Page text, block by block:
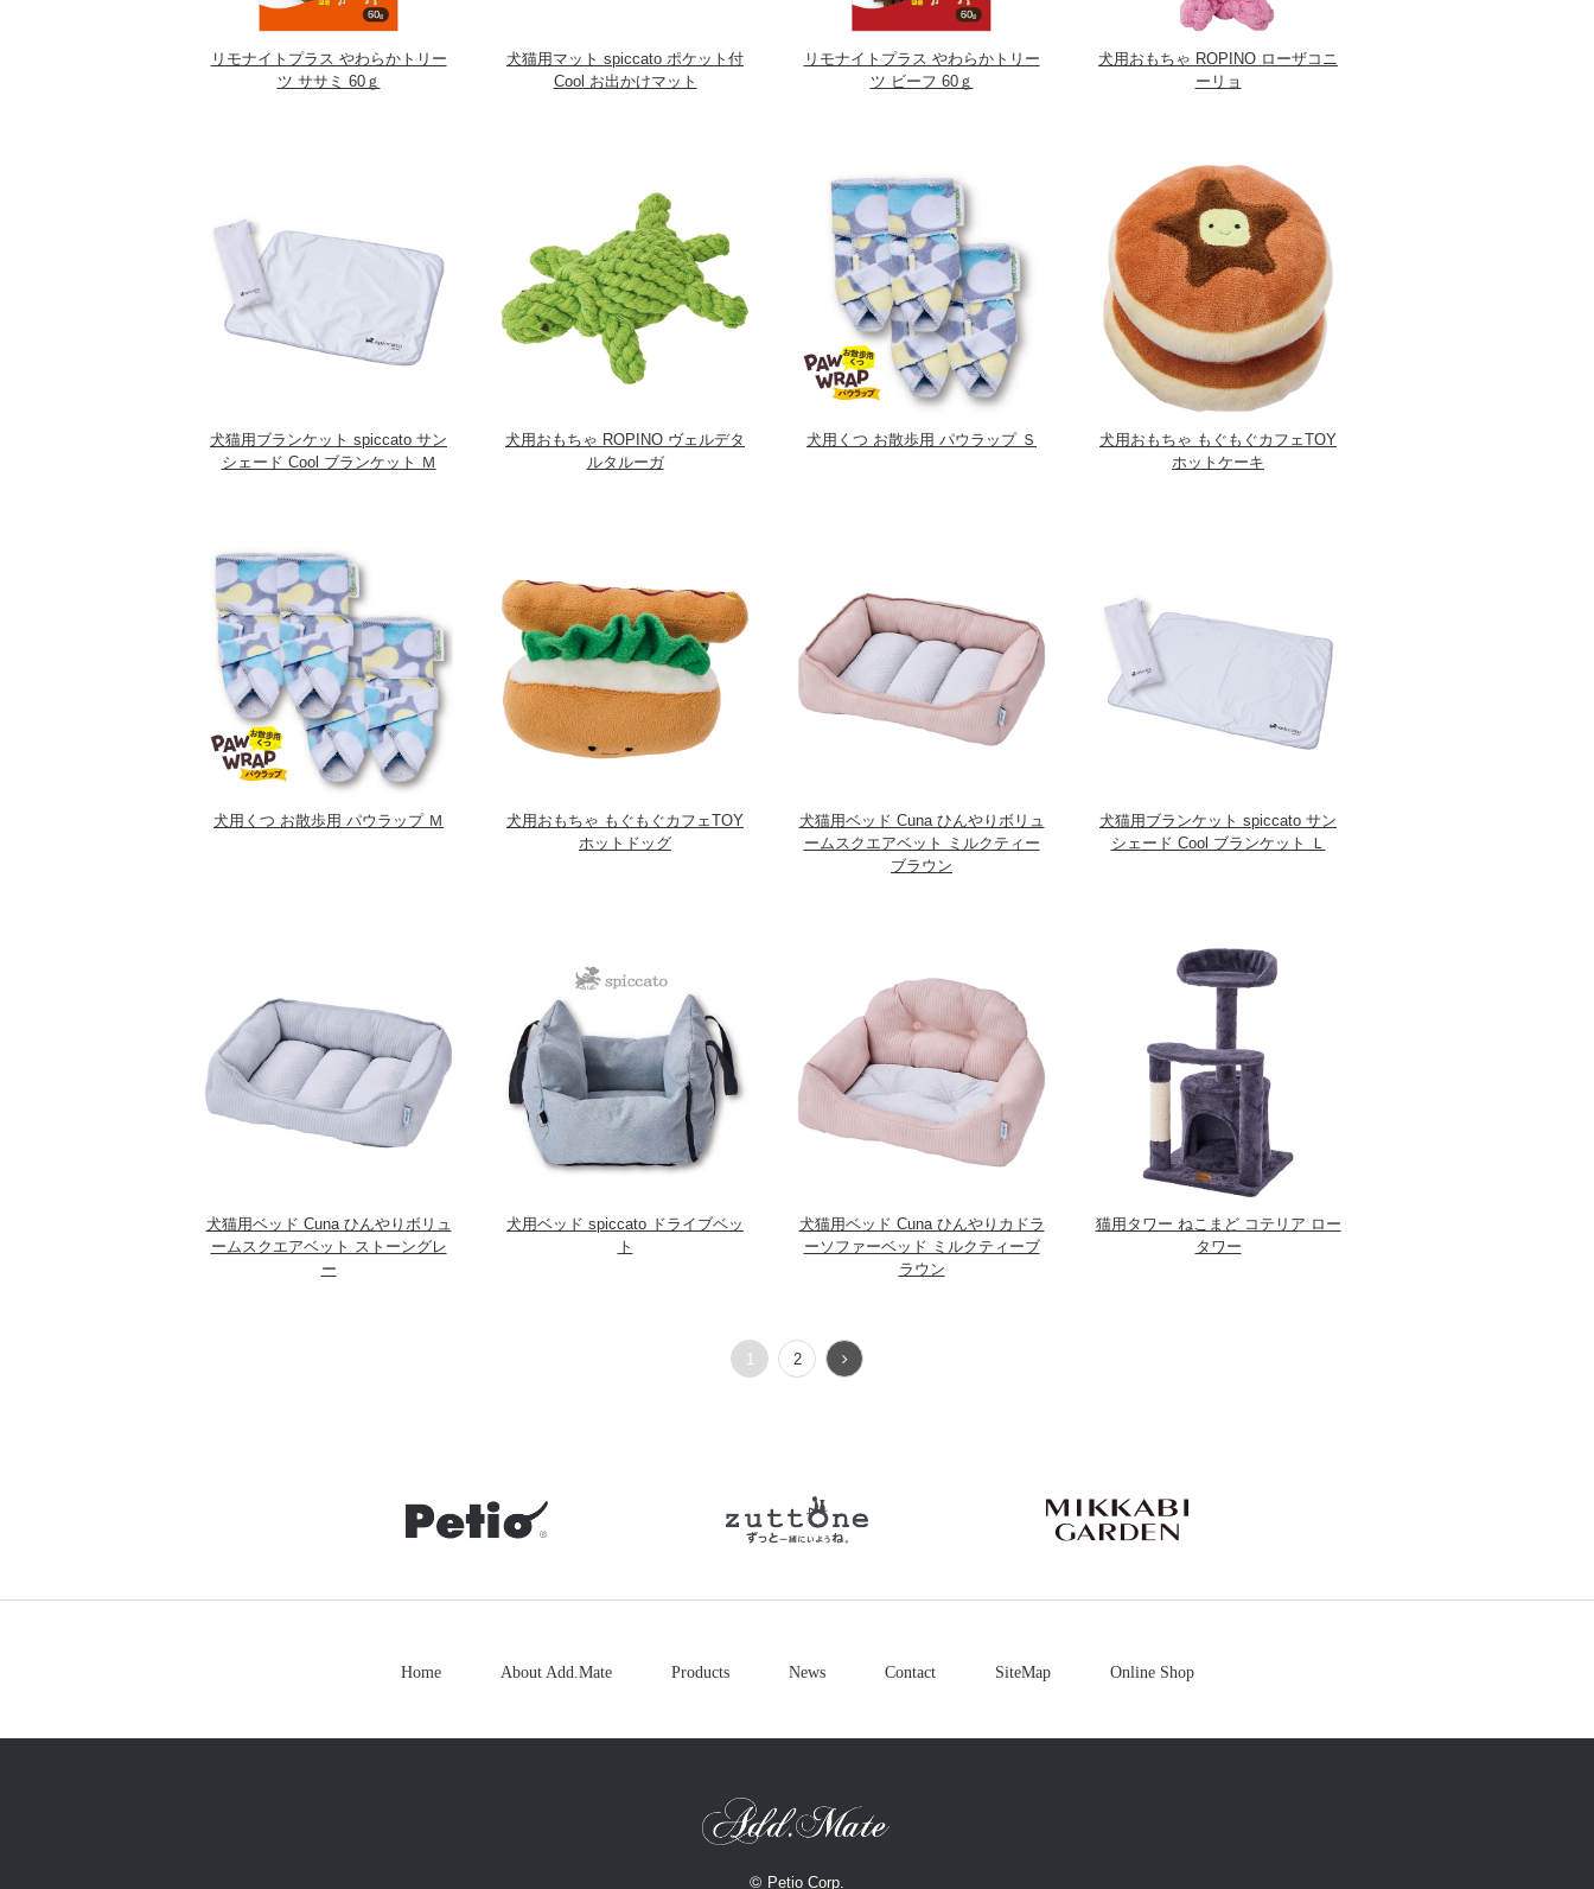
リモナイトプラス やわらかトリー
ツ ササミ 60ｇ
犬猫用マット spiccato ポケット付
Cool お出かけマット
リモナイトプラス やわらかトリー
ツ ビーフ 60ｇ
犬用おもちゃ ROPINO ローザコニ
ーリョ
犬猫用ブランケット spiccato サン
シェード Cool ブランケット Ｍ
犬用おもちゃ ROPINO ヴェルデタ
ルタルーガ
犬用くつ お散歩用 パウラップ Ｓ
犬用おもちゃ もぐもぐカフェTOY
ホットケーキ
犬用くつ お散歩用 パウラップ Ｍ
犬用おもちゃ もぐもぐカフェTOY
ホットドッグ
犬猫用ベッド Cuna ひんやりボリュ
ームスクエアベット ミルクティー
ブラウン
犬猫用ブランケット spiccato サン
シェード Cool ブランケット Ｌ
犬猫用ベッド Cuna ひんやりボリュ
ームスクエアベット ストーングレ
ー
犬用ベッド spiccato ドライブベッ
ト
犬猫用ベッド Cuna ひんやりカドラ
ーソファーベッド ミルクティーブ
ラウン
猫用タワー ねこまど コテリア ロー
タワー
1 2
Home About Add.Mate Products News Contact SiteMap Online Shop
© Petio Corp.